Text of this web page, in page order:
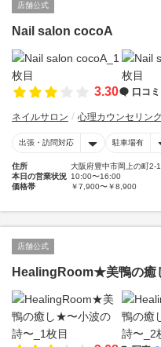
店舗公式
Nail salon cocoA
3.30 口コミ
ネイルサロン 心理カウンセリン
出張・訪問対応 駐車場有
住所
大阪府豊中市岡上の町2-
本日の営業状況 10:00〜16:00
価格帯
￥7,900〜￥8,900
店舗公式
HealingRoom★美鴨の癒